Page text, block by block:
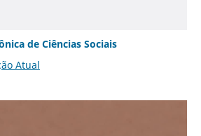
de Ciências Sociais
Atual